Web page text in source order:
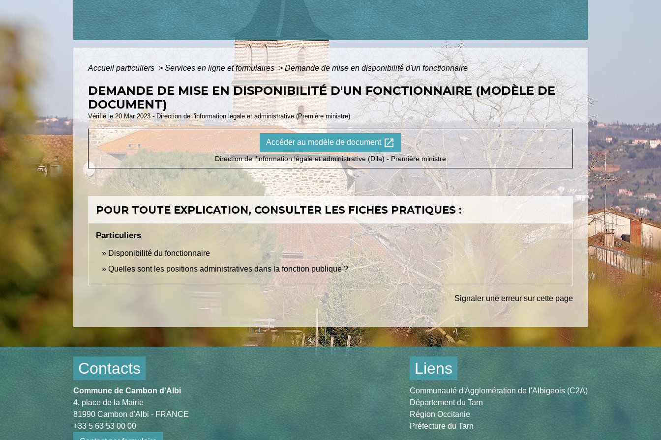
Accueil particuliers > Services en ligne et formulaires> Demande de mise en disponibilité d'un fonctionnaire
DEMANDE DE MISE EN DISPONIBILITÉ D'UN FONCTIONNAIRE (MODÈLE DE
DOCUMENT)
Vérifié le 20 Mar 2023 - Direction de l'information légale et administrative (Première ministre)
Accéder au modèle de document open_in_new
Direction de l'information légale et administrative (Dila) - Première ministre
POUR TOUTE EXPLICATION, CONSULTER LES FICHES PRATIQUES :
Particuliers
Disponibilité du fonctionnaire
Quelles sont les positions administratives dans la fonction publique ?
Signaler une erreur sur cette page
Contacts
Commune de Cambon d'Albi
4, place de la Mairie
81990 Cambon d'Albi - FRANCE
+33 5 63 53 00 00
Liens
Communauté d'Agglomération de l'Albigeois (C2A)
Département du Tarn
Région Occitanie
Préfecture du Tarn